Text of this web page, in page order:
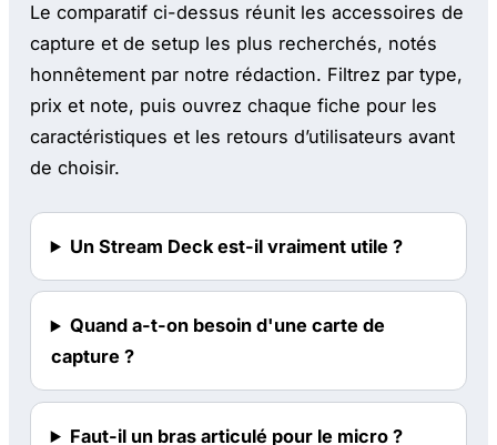
Le comparatif ci-dessus réunit les accessoires de
capture et de setup les plus recherchés, notés
honnêtement par notre rédaction. Filtrez par type,
prix et note, puis ouvrez chaque fiche pour les
caractéristiques et les retours d’utilisateurs avant
de choisir.
Un Stream Deck est-il vraiment utile ?
Quand a-t-on besoin d'une carte de
capture ?
Faut-il un bras articulé pour le micro ?